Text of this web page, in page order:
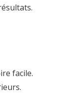
facile.